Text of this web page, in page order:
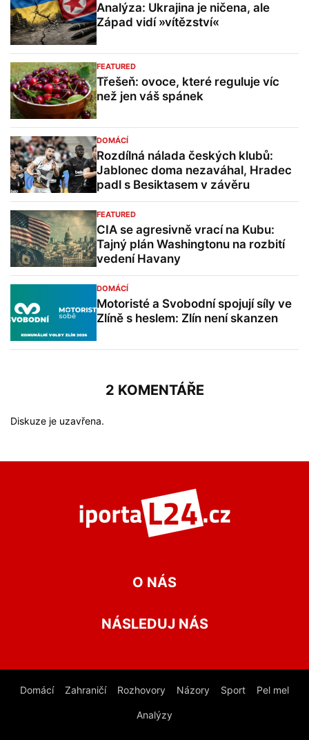
Analýza: Ukrajina je ničena, ale
Západ vidí »vítězství«
FEATURED
Třešeň: ovoce, které reguluje víc
než jen váš spánek
DOMÁCÍ
Rozdílná nálada českých klubů:
Jablonec doma nezaváhal, Hradec
padl s Besiktasem v závěru
FEATURED
CIA se agresivně vrací na Kubu:
Tajný plán Washingtonu na rozbití
vedení Havany
DOMÁCÍ
Motoristé a Svobodní spojují síly ve
Zlíně s heslem: Zlín není skanzen
2 KOMENTÁŘE
Diskuze je uzavřena.
O NÁS
NÁSLEDUJ NÁS
Domácí Zahraničí Rozhovory Názory Sport Pel mel
Analýzy